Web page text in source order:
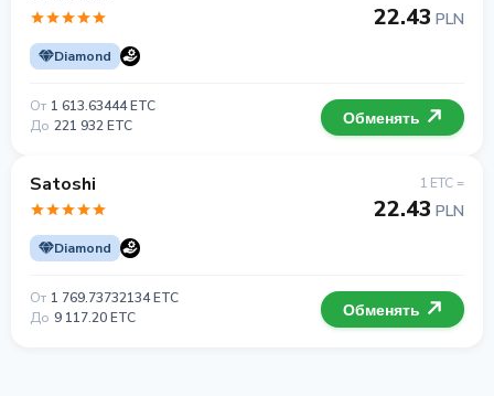
Diamond
22.43 PLN
От 1 613.63444 ETC
До 221 932 ETC Обменять
Satoshi
Diamond
1 ETC =
22.43 PLN
От 1 769.73732134 ETC
До 9 117.20 ETC Обменять